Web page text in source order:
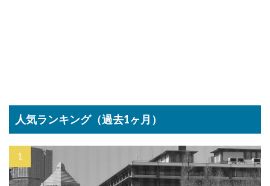
人気ランキング（過去1ヶ月）